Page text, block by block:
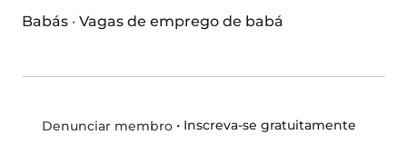
Babás · Vagas de emprego de babá
Denunciar membro• Inscreva-se gratuitamente